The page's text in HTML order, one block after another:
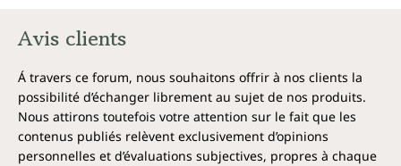
Avis clients
Á travers ce forum, nous souhaitons offrir à nos clients la
possibilité d’échanger librement au sujet de nos produits.
Nous attirons toutefois votre attention sur le fait que les
contenus publiés relèvent exclusivement d’opinions
personnelles et d’évaluations subjectives, propres à chaque